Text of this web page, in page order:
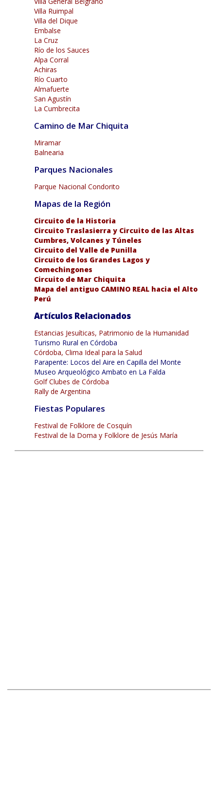
Villa Ruimpal
Villa del Dique
Embalse
La Cruz
Río de los Sauces
Alpa Corral
Achiras
Río Cuarto
Almafuerte
San Agustín
La Cumbrecita
Camino de Mar Chiquita
Miramar
Balnearia
Parques Nacionales
Parque Nacional Condorito
Mapas de la Región
Circuito de la Historia
Circuito Traslasierra y Circuito de las Altas
Cumbres, Volcanes y Túneles
Circuito del Valle de Punilla
Circuito de los Grandes Lagos y
Comechingones
Circuito de Mar Chiquita
Mapa del antiguo CAMINO REAL hacia el Alto
Perú
Artículos Relacionados
Estancias Jesuíticas, Patrimonio de la Humanidad
Turismo Rural en Córdoba
Córdoba, Clima Ideal para la Salud
Parapente: Locos del Aire en Capilla del Monte
Museo Arqueológico Ambato en La Falda
Golf Clubes de Córdoba
Rally de Argentina
Fiestas Populares
Festival de Folklore de Cosquín
Festival de la Doma y Folklore de Jesús María